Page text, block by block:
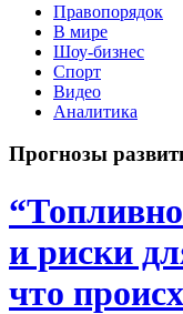
Правопорядок
В мире
Шоу-бизнес
Спорт
Видео
Аналитика
Прогнозы
и риски
что